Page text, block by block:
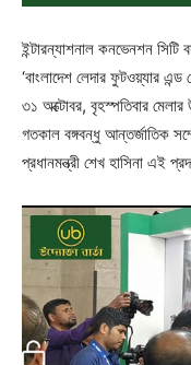
ইন্টারন্যাশনাল কনভেনশন
‘বাংলাদেশ লেদার ফুটওয়্যার
৩১ অক্টোবর, বৃহস্পতিবার মেলার
গতকাল বঙ্গবন্ধু আন্তর্জাতিক
প্রধানমন্ত্রী শেখ হাসিনা এই